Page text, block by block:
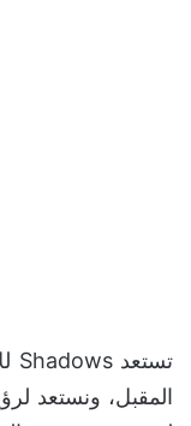
المقبل، ونستعد